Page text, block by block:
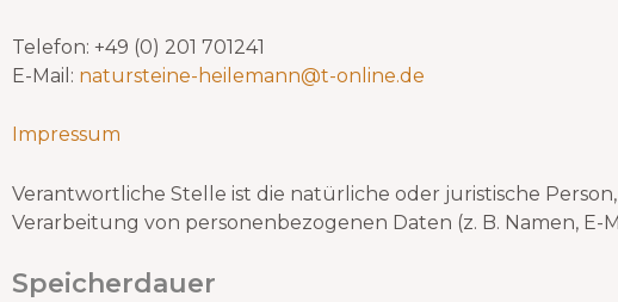
Telefon: +49 (0) 201 701241
E-Mail: natursteine-heilemann@t-online.de
Impressum
Verantwortliche Stelle ist die natürliche oder juristische
Verarbeitung von personenbezogenen Daten (z. B. Namen, E-
Speicherdauer